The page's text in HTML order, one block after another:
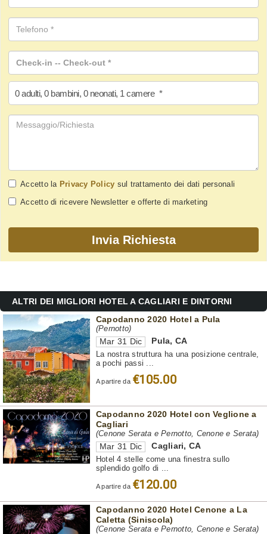
0 adulti, 0 bambini, 0 neonati, 1 camere *
Accetto la Privacy Policy sul trattamento dei dati personali
Accetto di ricevere Newsletter e offerte di marketing
ALTRI DEI MIGLIORI HOTEL A CAGLIARI E DINTORNI
Capodanno 2020 Hotel a Pula
(Pernotto)
Mar 31 Dic Pula, CA
La nostra struttura ha una posizione centrale,
a pochi passi ...
A partire da €105.00
Capodanno 2020 Hotel con Veglione a
Cagliari
(Cenone Serata e Pernotto, Cenone e Serata)
Mar 31 Dic Cagliari, CA
Hotel 4 stelle come una finestra sullo
splendido golfo di ...
A partire da €120.00
Capodanno 2020 Hotel Cenone a La
Caletta (Siniscola)
(Cenone Serata e Pernotto, Cenone e Serata)